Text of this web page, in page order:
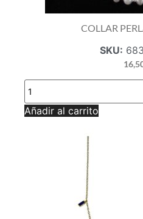
COLLAR
SKU:
COLLAR
PERLA
4
MM
Añadir al carrito